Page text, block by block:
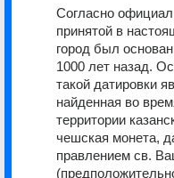
Согласно
принятой в
город был
1000 лет назад.
такой датировки
найденная во
территории
чешская монета,
правлением св.